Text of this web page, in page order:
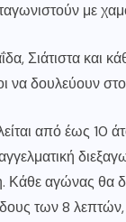
με
Σιάτιστα και
να δουλεύουν
από έως 10
Κάθε αγώνας θα
των 8 λεπτών,